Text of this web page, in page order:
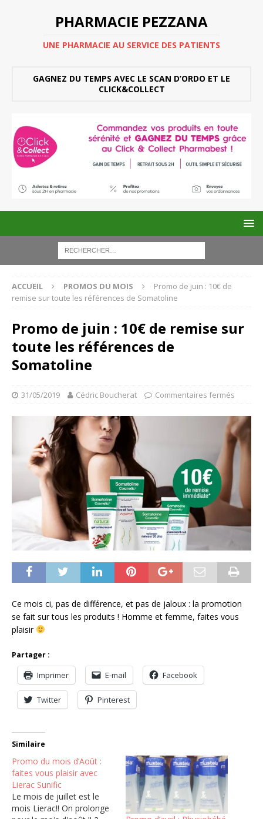
PHARMACIE PEZZANA
UNE PHARMACIE AU SERVICE DES PATIENTS
GAGNEZ DU TEMPS AVEC LE SCAN D’ORDO ET LE
CLICK&COLLECT
ACCUEIL PROMOS DU MOIS
Promo de juin : 10€ de
remise sur toute les références de Somatoline
Promo de juin : 10€ de remise sur
toute les références de
Somatoline
31/05/2019 Cédric Boucherat Commentaires fermés
Ce mois ci, pas de différence, et pas de jaloux : la promotion
se fait sur tous les produits ! Homme et femme, faites vous
plaisir
Partager :
Imprimer E-mail Facebook
Twitter Pinterest
Similaire
Promo du mois d’Août :
faites vous plaisir avec
Lierac Sunific
Le mois de juillet est le
mois Lierac!! On prolonge